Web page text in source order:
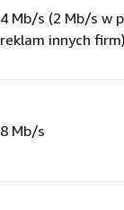
4 Mb/s (2 Mb/s w
reklam innych firm)
8 Mb/s